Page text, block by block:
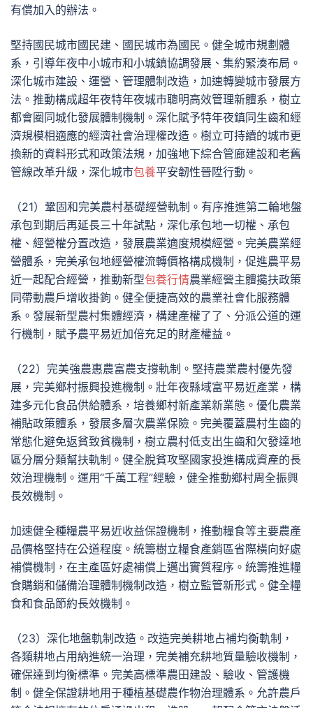
有償加入的辦法。
堅持國民城市國民建、國民城市為國民。健全城市規劃體
系，引導年夜中小城市和小城鎮協調發展、集約緊湊布局。
深化城市建設、運營、管理體制改造，加速轉變城市發展方
法。推動構成超年夜特年夜城市聰明高效管理新體系，樹立
都會圈同城化發展體制機制。深化賦予特年夜鎮同生齒和經
濟規模相適應的經濟社會治理權改造。樹立可持續的城市更
換新的資料形式和政策法規，加強地下綜合管廊建設和老舊
管線改革升級，深化城市包養平安韌性晉陞行動。
（21）鞏固和完美農村基礎經營軌制。有序推進第二輪地盤
承包到期后再延長三十年試點，深化承包地一切權、承包
權、經營權分置改造，發展農業適度規模經營。完美農業經
營體系，完美承包地經營權流轉價格構成機制，促進農平易
近一起配合經營，推動新型包養行情農業經營主體攙扶政策
同帶動農戶增收掛鉤。健全便捷高效的農業社會化服務體
系。發展新型農村集體經濟，構建產權了了、分派公道的運
行機制，賦予農平易近加倍充足的財產權益。
（22）完美強農惠農富農支撐軌制。堅持農業農村優先發
展，完美鄉村振興投進機制。壯年夜縣域富平易近產業，構
建多元化食品供給體系，培養鄉村新產業新業態。優化農業
補貼政策體系，發展多層次農業保險。完美覆蓋農村生齒的
常態化避免返貧致貧機制，樹立農村低支出生齒和欠發達地
區分層分類幫扶軌制。健全脫貧攻堅國家投進構成資產的長
效治理機制。運用“千萬工程”經驗，健全推動鄉村周全振興
長效機制。
加速健全種糧農平易近收益保證機制，推動糧食等主要農產
品價格堅持在公道程度。統籌樹立糧食產銷區省際橫向好處
補償機制，在主產區好處補償上邁出實質程序。統籌推進糧
食購銷和儲備治理體制機制改造，樹立監管新形式。健全糧
食和食品節約長效機制。
（23）深化地盤軌制改造。改造完美耕地占補均衡軌制，
各類耕地占用納進統一治理，完美補充耕地質量驗收機制，
確保達到均衡標準。完美高標準農田建設、驗收、管護機
制。健全保證耕地用于種植基礎農作物治理體系。允許農戶